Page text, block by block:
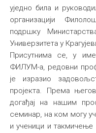
уједно била и
организацији
подршку
Универзитета у
Присутнима се, у име
ФИЛУМ-а, редовни
је изразио
пројекта. Према
догађај на нашим
семинар, на ком могу
и ученици и такмичење